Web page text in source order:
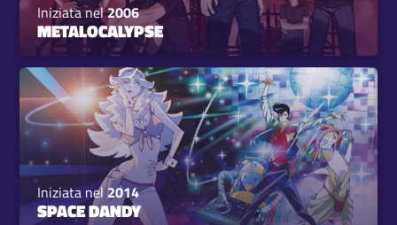
Iniziata nel2006
METALOCALYPSE
Iniziata nel2014
SPACE DANDY